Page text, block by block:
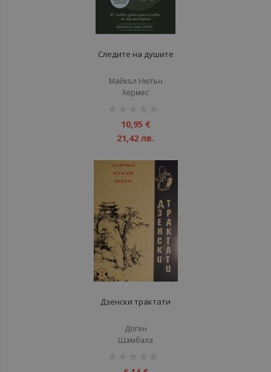
Следите на душите
Майкъл Нютън
Хермес
10,95 €
21,42 лв.
Дзенски трактати
Доген
Шамбала